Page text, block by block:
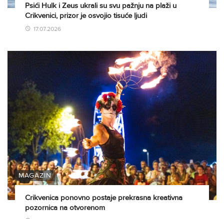
Psići Hulk i Zeus ukrali su svu pažnju na plaži u
Crikvenici, prizor je osvojio tisuće ljudi
17.07.2026
MAGAZIN
Crikvenica ponovno postaje prekrasna kreativna
pozornica na otvorenom